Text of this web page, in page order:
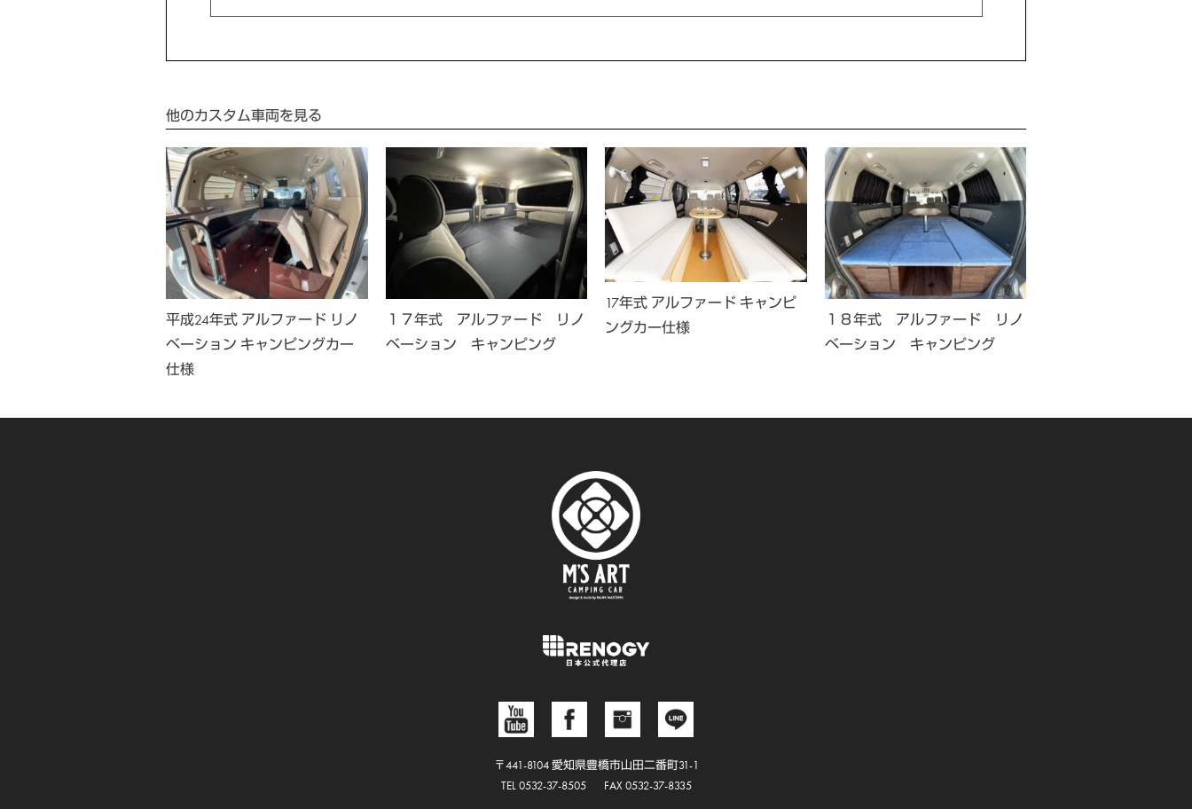
他のカスタム車両を見る
平成24年式 アルファード リノ
ベーション キャンピングカー
仕様
１７年式 アルファード リノ
ベーション キャンピング
17年式 アルファード キャンピ
ングカー仕様
１８年式 アルファード リノ
ベーション キャンピング
〒441-8104 愛知県豊橋市山田二番町31-1
TEL 0532-37-8505
FAX 0532-37-8335